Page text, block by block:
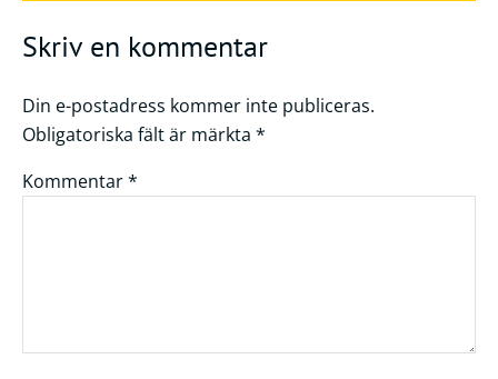
Skriv en kommentar
Din e-postadress kommer inte publiceras.
Obligatoriska fält är märkta *
Kommentar*